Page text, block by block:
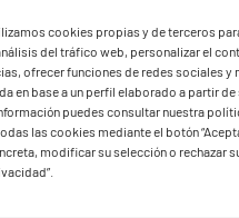
cookies propias y de terceros
del tráfico web, personalizar el
ofrecer funciones de redes sociales y
en base a un perfil elaborado a partir
puedes consultar nuestra
las cookies mediante el botón
modificar su selección o rechazar
PASEOS EN CAMELLO